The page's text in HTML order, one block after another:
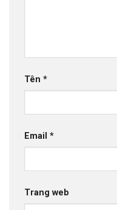
Tên *
Email *
Trang web